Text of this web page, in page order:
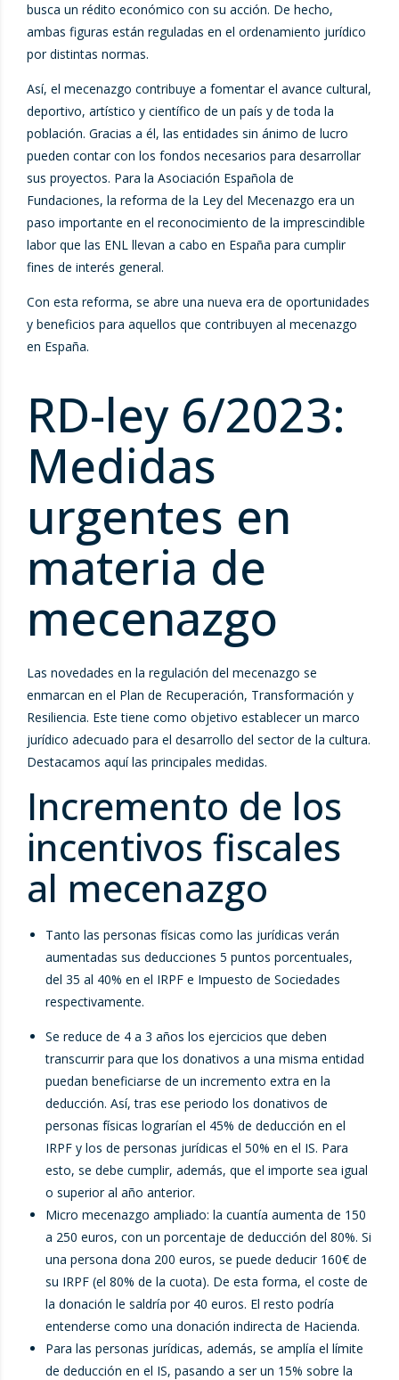
busca un rédito económico con su acción. De hecho,
ambas figuras están reguladas en el ordenamiento jurídico
por distintas normas.
Así, el mecenazgo contribuye a fomentar el avance cultural,
deportivo, artístico y científico de un país y de toda la
población. Gracias a él, las entidades sin ánimo de lucro
pueden contar con los fondos necesarios para desarrollar
sus proyectos. Para la Asociación Española de
Fundaciones, la reforma de la Ley del Mecenazgo era un
paso importante en el reconocimiento de la imprescindible
labor que las ENL llevan a cabo en España para cumplir
fines de interés general.
Con esta reforma, se abre una nueva era de oportunidades
y beneficios para aquellos que contribuyen al mecenazgo
en España.
RD-ley 6/2023:
Medidas
urgentes en
materia de
mecenazgo
Las novedades en la regulación del mecenazgo se
enmarcan en el Plan de Recuperación, Transformación y
Resiliencia. Este tiene como objetivo establecer un marco
jurídico adecuado para el desarrollo del sector de la cultura.
Destacamos aquí las principales medidas.
Incremento de los
incentivos fiscales
al mecenazgo
Tanto las personas físicas como las jurídicas verán
aumentadas sus deducciones 5 puntos porcentuales,
del 35 al 40% en el IRPF e Impuesto de Sociedades
respectivamente.
Se reduce de 4 a 3 años los ejercicios que deben
transcurrir para que los donativos a una misma entidad
puedan beneficiarse de un incremento extra en la
deducción. Así, tras ese periodo los donativos de
personas físicas lograrían el 45% de deducción en el
IRPF y los de personas jurídicas el 50% en el IS. Para
esto, se debe cumplir, además, que el importe sea igual
o superior al año anterior.
Micro mecenazgo ampliado: la cuantía aumenta de 150
a 250 euros, con un porcentaje de deducción del 80%. Si
una persona dona 200 euros, se puede deducir 160€ de
su IRPF (el 80% de la cuota). De esta forma, el coste de
la donación le saldría por 40 euros. El resto podría
entenderse como una donación indirecta de Hacienda.
Para las personas jurídicas, además, se amplía el límite
de deducción en el IS, pasando a ser un 15% sobre la